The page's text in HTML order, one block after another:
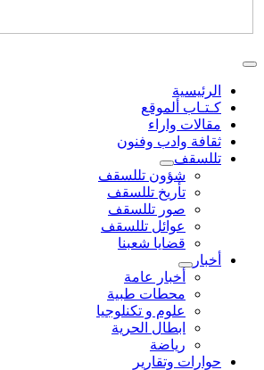
الرئيسية
كـتـاب ألموقع
مقالات واراء
ثقافة وادب وفنون
تللسقف
شؤون تللسقف
تأريخ تللسقف
صور تللسقف
عوائل تللسقف
قضايا شعبنا
أخبار
أخبار عامة
محطات طبية
علوم و تکنلوجیا
ابطال الحرية
رياضة
حوارات وتقارير